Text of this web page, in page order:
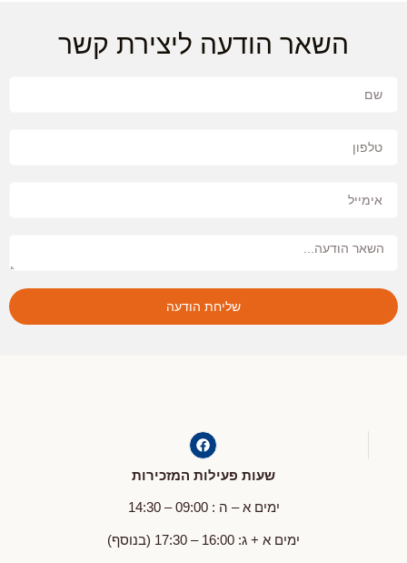
השאר הודעה ליצירת קשר
שליחת הודעה
שעות פעילות המזכירות
ימים א – ה : 09:00 – 14:30
ימים א + ג: 16:00 – 17:30 (בנוסף)